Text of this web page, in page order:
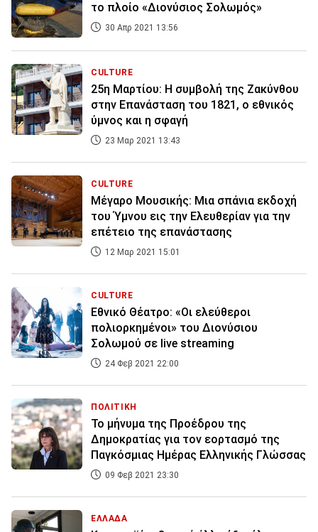
το πλοίο «Διονύσιος Σολωμός»
30 Απρ 2021 13:56
CULTURE
25η Μαρτίου: Η συμβολή της Ζακύνθου
στην Επανάσταση του 1821, ο εθνικός
ύμνος και η σφαγή
23 Μαρ 2021 13:43
CULTURE
Μέγαρο Μουσικής: Μια σπάνια εκδοχή
του Ύμνου εις την Ελευθερίαν για την
επέτειο της επανάστασης
12 Μαρ 2021 15:01
CULTURE
Εθνικό Θέατρο: «Οι ελεύθεροι
πολιορκημένοι» του Διονύσιου
Σολωμού σε live streaming
24 Φεβ 2021 22:00
ΠΟΛΙΤΙΚΗ
Το μήνυμα της Προέδρου της
Δημοκρατίας για τον εορτασμό της
Παγκόσμιας Ημέρας Ελληνικής Γλώσσας
09 Φεβ 2021 23:30
ΕΛΛΑΔΑ